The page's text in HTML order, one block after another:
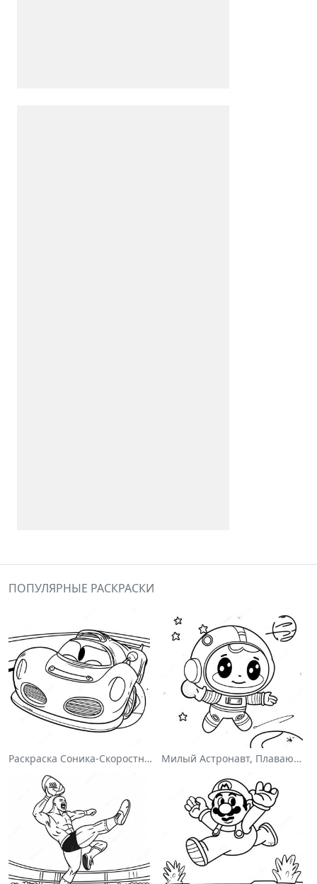
ПОПУЛЯРНЫЕ РАСКРАСКИ
Раскраска Соника-Скоростного Гонщика Милый Астронавт, Плавающий В Космосе На Раскраске